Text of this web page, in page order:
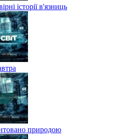
історії в'язниць
природою